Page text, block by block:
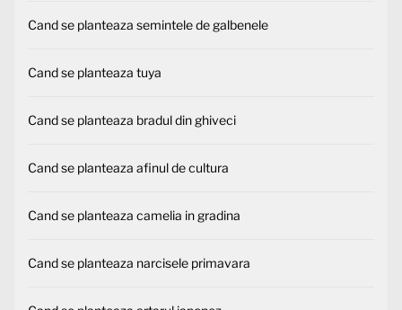
Cand se planteaza semintele de galbenele
Cand se planteaza tuya
Cand se planteaza bradul din ghiveci
Cand se planteaza afinul de cultura
Cand se planteaza camelia in gradina
Cand se planteaza narcisele primavara